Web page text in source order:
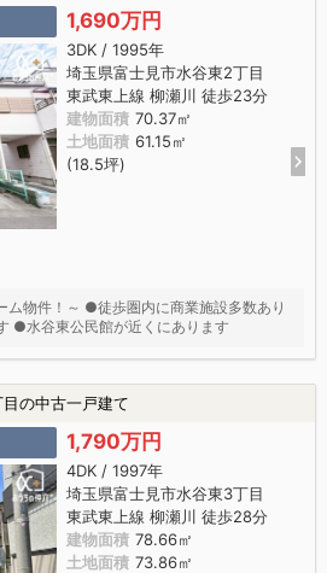
1,690万円
3DK / 1995年
埼玉県富士見市水谷東2丁目
東武東上線 柳瀬川 徒歩23分
建物面積 70.37㎡
土地面積 61.15㎡
(18.5坪)
ム物件！～ ●徒歩圏内に商業施設多数あり
●水谷東公民館が近くにあります
の中古一戸建て
1,790万円
4DK / 1997年
埼玉県富士見市水谷東3丁目
東武東上線 柳瀬川 徒歩28分
建物面積 78.66㎡
土地面積 73.86㎡